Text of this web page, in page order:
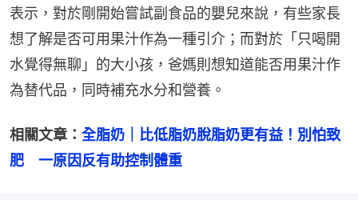
表示，對於剛開始嘗試副食品的嬰兒來說，有些家長
想了解是否可用果汁作為一種引介；而對於「只喝開
水覺得無聊」的大小孩，爸媽則想知道能否用果汁作
為替代品，同時補充水分和營養。
相關文章： 全脂奶｜比低脂奶脫脂奶更有益！別怕致
肥　一原因反有助控制體重